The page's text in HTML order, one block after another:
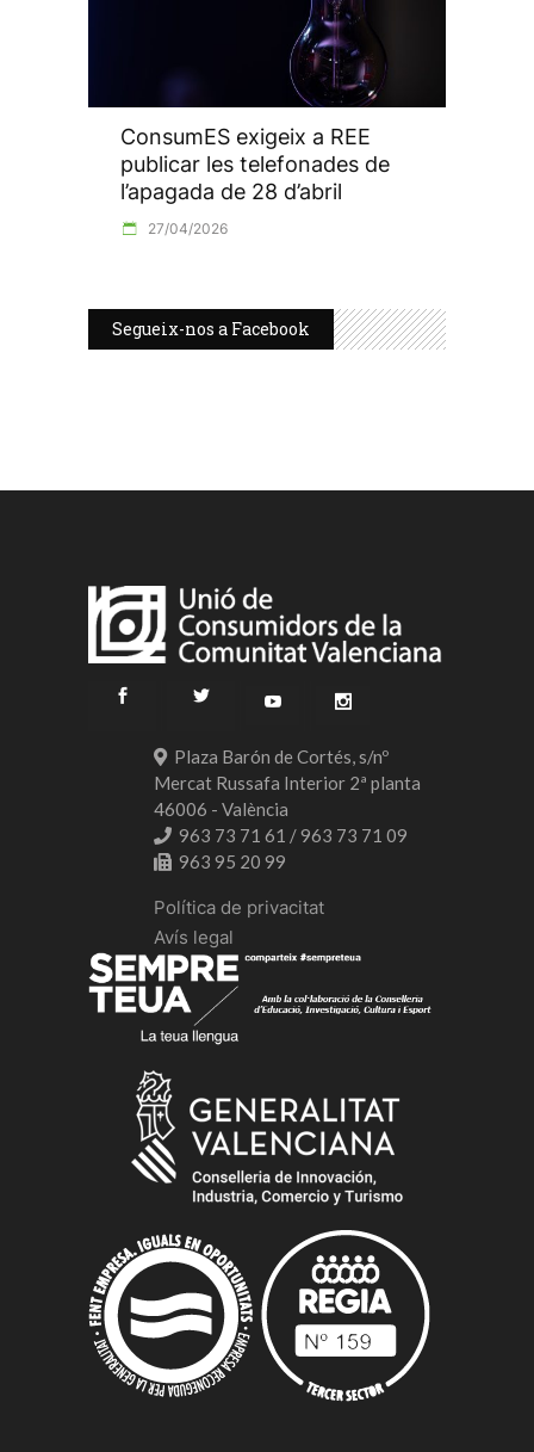
ConsumES exigeix a REE
publicar les telefonades de
l’apagada de 28 d’abril
27/04/2026
Segueix-nos a Facebook
Plaza Barón de Cortés, s/nº
Mercat Russafa Interior 2ª planta
46006 - València
963 73 71 61 / 963 73 71 09
963 95 20 99
Política de privacitat
Avís legal